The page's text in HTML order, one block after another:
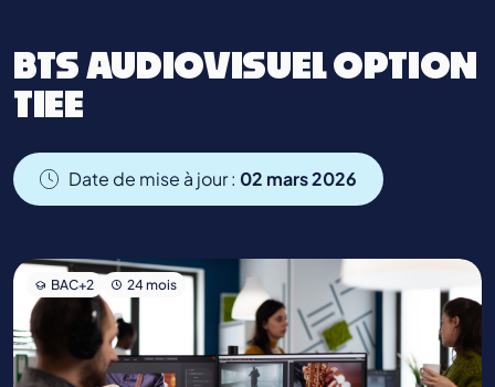
CONTACT
BTS AUDIOVISUEL OPTION
TIEE
Date de mise à jour : 02 mars 2026
BAC+2 24 mois